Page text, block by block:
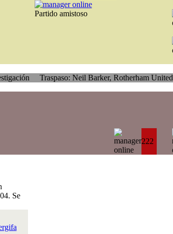
Partido amistoso
Neil Barker, Rotherham United-Liverpool
222
Se